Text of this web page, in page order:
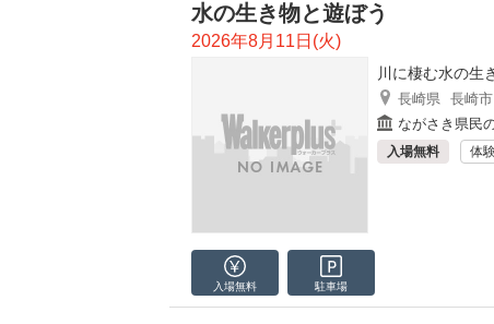
水の生き物と遊ぼう
2026年8月11日(火)
川に棲む水の生
長崎県 長崎市
ながさき県民
入場無料 体
入場無料 駐車場